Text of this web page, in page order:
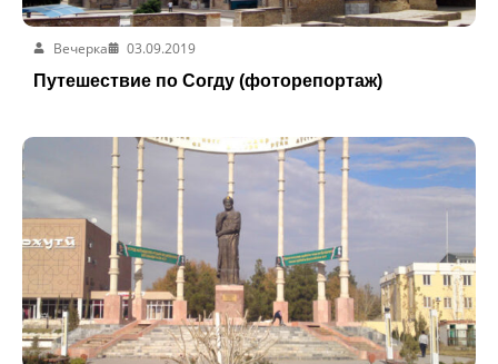
Вечерка
03.09.2019
Путешествие по Согду (фоторепортаж)